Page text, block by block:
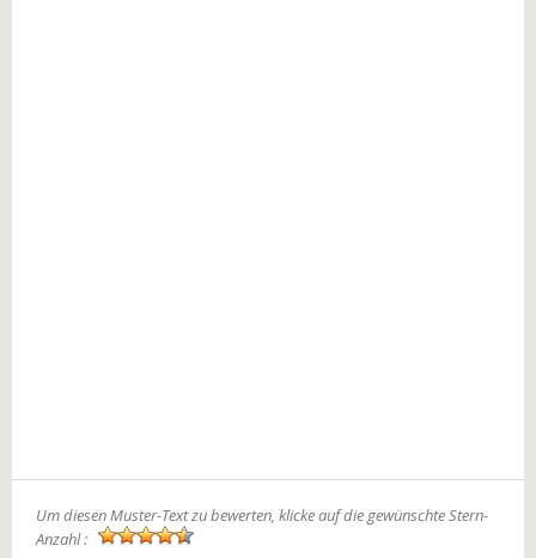
Um diesen Muster-Text zu bewerten, klicke auf die gewünschte Stern-
Anzahl :